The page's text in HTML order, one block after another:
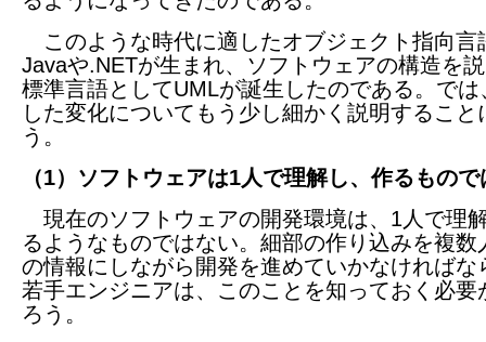
このような時代に適したオブジェクト指向言
Javaや.NETが生まれ、ソフトウェアの構造を
標準言語としてUMLが誕生したのである。では
した変化についてもう少し細かく説明すること
う。
（1）ソフトウェアは1人で理解し、作るもの
現在のソフトウェアの開発環境は、1人で理
るようなものではない。細部の作り込みを複数
の情報にしながら開発を進めていかなければな
若手エンジニアは、このことを知っておく必要
ろう。